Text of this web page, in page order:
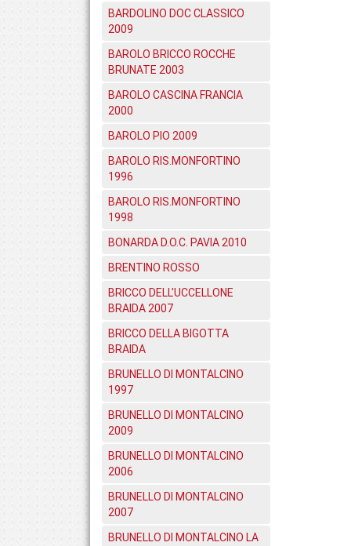
BARDOLINO DOC CLASSICO
2009
BAROLO BRICCO ROCCHE
BRUNATE 2003
BAROLO CASCINA FRANCIA
2000
BAROLO PIO 2009
BAROLO RIS.MONFORTINO
1996
BAROLO RIS.MONFORTINO
1998
BONARDA D.O.C. PAVIA 2010
BRENTINO ROSSO
BRICCO DELL'UCCELLONE
BRAIDA 2007
BRICCO DELLA BIGOTTA
BRAIDA
BRUNELLO DI MONTALCINO
1997
BRUNELLO DI MONTALCINO
2009
BRUNELLO DI MONTALCINO
2006
BRUNELLO DI MONTALCINO
2007
BRUNELLO DI MONTALCINO LA